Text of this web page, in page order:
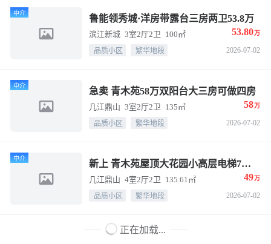
中介
鲁能领秀城·洋房带露台三房两卫53.8万
滨江新城 3室2厅2卫 100㎡ 53.80万
品质小区 繁华地段 2026-07-02
中介
急卖 青木苑58万双阳台大三房可做四房
几江鼎山 3室2厅2卫 135㎡ 58万
品质小区 繁华地段 2026-07-02
中介
新上 青木苑屋顶大花园小高层电梯7层49万，136平方四房双卫
几江鼎山 4室2厅2卫 135.61㎡ 49万
品质小区 繁华地段 2026-07-02
正在加载...